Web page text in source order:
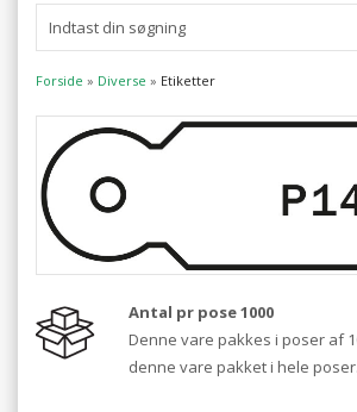
Forside » Diverse » Etiketter
Antal pr pose 1000
Denne vare pakkes i poser af
denne vare pakket i hele poser.